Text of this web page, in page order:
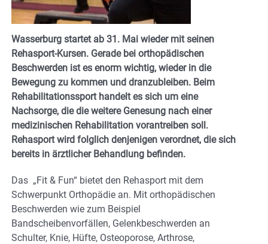
Wasserburg startet ab 31. Mai wieder mit seinen
Rehasport-Kursen. Gerade bei orthopädischen
Beschwerden ist es enorm wichtig, wieder in die
Bewegung zu kommen und dranzubleiben. Beim
Rehabilitationssport handelt es sich um eine
Nachsorge, die die weitere Genesung nach einer
medizinischen Rehabilitation vorantreiben soll.
Rehasport wird folglich denjenigen verordnet, die sich
bereits in ärztlicher Behandlung befinden.
Das „Fit & Fun“ bietet den Rehasport mit dem
Schwerpunkt Orthopädie an. Mit orthopädischen
Beschwerden wie zum Beispiel
Bandscheibenvorfällen, Gelenkbeschwerden an
Schulter, Knie, Hüfte, Osteoporose, Arthrose,